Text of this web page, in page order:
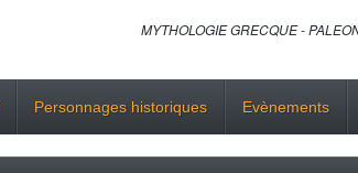
MYTHOLOGIE GRECQUE -
Personnages historiques Evènements